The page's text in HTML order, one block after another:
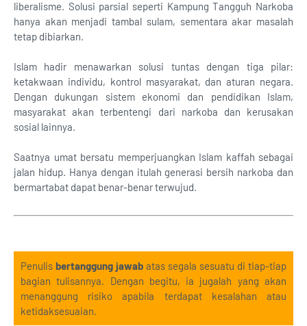
liberalisme. Solusi parsial seperti Kampung Tangguh Narkoba
hanya akan menjadi tambal sulam, sementara akar masalah
tetap dibiarkan.
Islam hadir menawarkan solusi tuntas dengan tiga pilar:
ketakwaan individu, kontrol masyarakat, dan aturan negara.
Dengan dukungan sistem ekonomi dan pendidikan Islam,
masyarakat akan terbentengi dari narkoba dan kerusakan
sosial lainnya.
Saatnya umat bersatu memperjuangkan Islam kaffah sebagai
jalan hidup. Hanya dengan itulah generasi bersih narkoba dan
bermartabat dapat benar-benar terwujud.
Penulis bertanggung jawab atas segala sesuatu di tiap-tiap
bagian tulisannya. Dengan begitu, ia jugalah yang akan
menanggung risiko apabila terdapat kesalahan atau
ketidaksesuaian.